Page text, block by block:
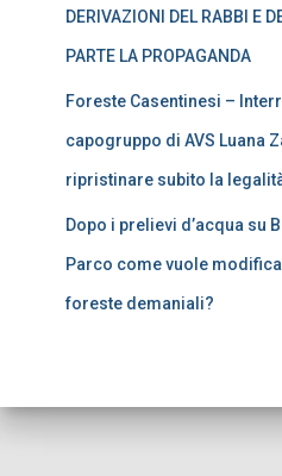
DERIVAZIONI DEL RABBI E
PARTE LA PROPAGANDA
Foreste Casentinesi –
capogruppo di AVS Luana
ripristinare subito la
Dopo i prelievi d’acqua su
Parco come vuole
foreste demaniali?